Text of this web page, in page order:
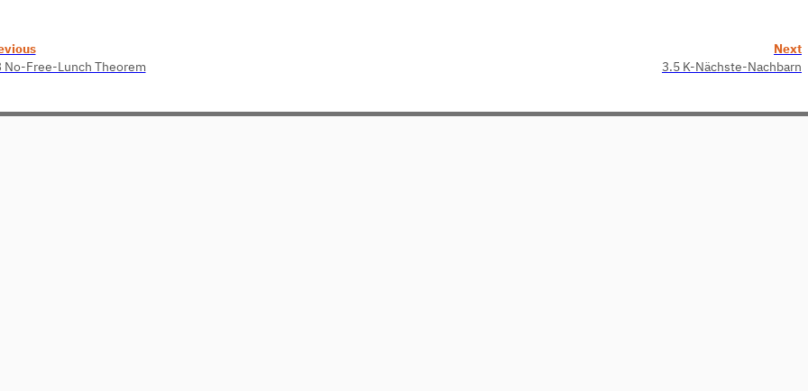
No-Free-Lunch Theorem
Next
3.5 K-Nächste-Nachbarn